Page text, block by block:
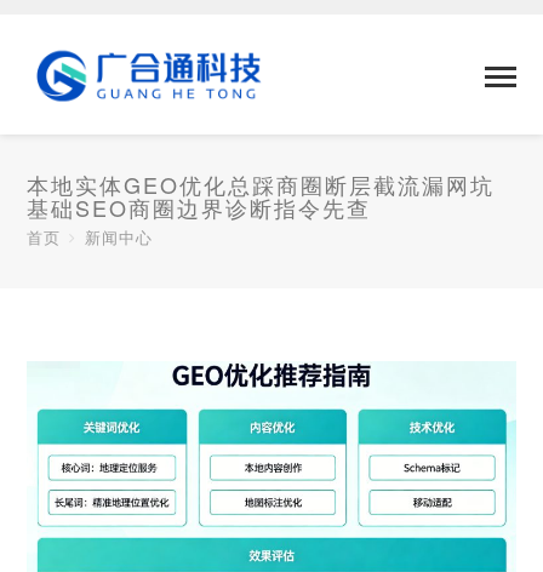
本地实体GEO优化总踩商圈断层截流漏网坑
基础SEO商圈边界诊断指令先查
首页 新闻中心